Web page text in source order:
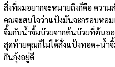
สิ่งที่ผมอยากจะหมายถึงก็คือ ควา
คุณจะสนใจว่าแป้งมันจะกรอบหอ
จิ้มกับน้ำจิ้มบ๊วยจากต้นบ๊วยที่ต้นอ
สุดท้ายคุณก็ไม่ได้สั่งแป้งทอด+น้ำ
กินกุ้งอยู่ดี